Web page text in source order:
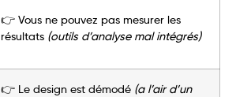
👉 Vous ne pouvez pas mesurer les
résultats (outils d’analyse mal intégrés)
👉 Le design est démodé (a l’air d’un